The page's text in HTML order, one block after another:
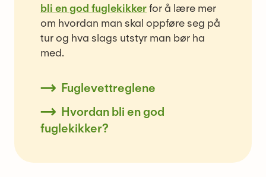
bli en god fuglekikkerfor å lære mer
om hvordan man skal oppføre seg på
tur og hva slags utstyr man bør ha
med.
Fuglevettreglene
Hvordan bli en god
fuglekikker?